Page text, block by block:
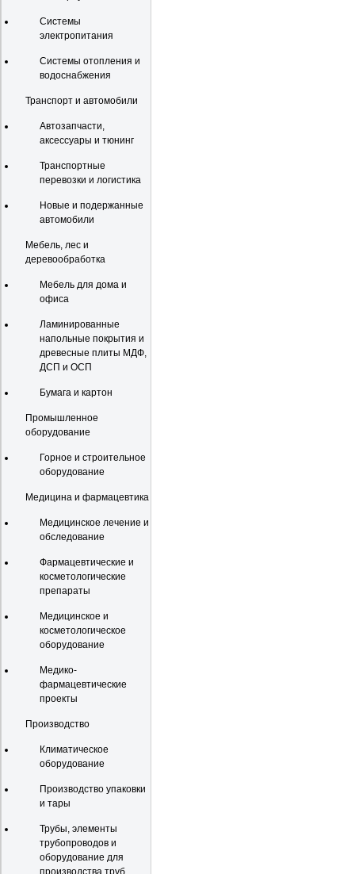
Системы
электропитания
Системы отопления и
водоснабжения
Транспорт и автомобили
Автозапчасти,
аксессуары и тюнинг
Транспортные
перевозки и логистика
Новые и подержанные
автомобили
Мебель, лес и
деревообработка
Мебель для дома и
офиса
Ламинированные
напольные покрытия и
древесные плиты МДФ,
ДСП и ОСП
Бумага и картон
Промышленное
оборудование
Горное и строительное
оборудование
Медицина и фармацевтика
Медицинское лечение и
обследование
Фармацевтические и
косметологические
препараты
Медицинское и
косметологическое
оборудование
Медико-
фармацевтические
проекты
Производство
Климатическое
оборудование
Производство упаковки
и тары
Трубы, элементы
трубопроводов и
оборудование для
производства труб